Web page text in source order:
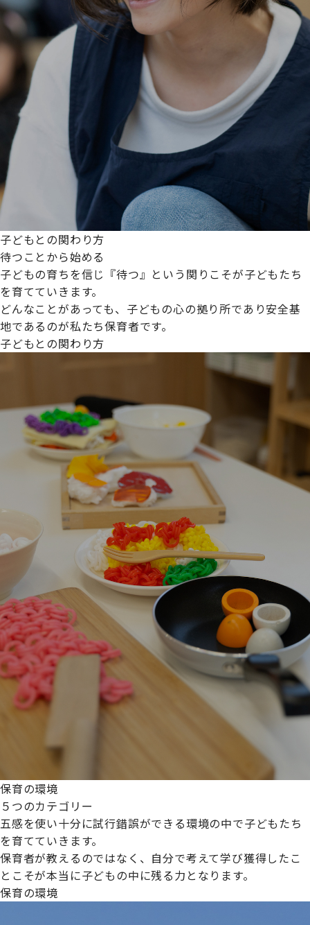
子どもとの関わり方
待つことから始める
子どもの育ちを信じ『待つ』という関りこそが子どもたち
を育てていきます。
どんなことがあっても、子どもの心の拠り所であり安全基
地であるのが私たち保育者です。
子どもとの関わり方
保育の環境
５つのカテゴリー
五感を使い十分に試行錯誤ができる環境の中で子どもたち
を育てていきます。
保育者が教えるのではなく、自分で考えて学び獲得したこ
とこそが本当に子どもの中に残る力となります。
保育の環境